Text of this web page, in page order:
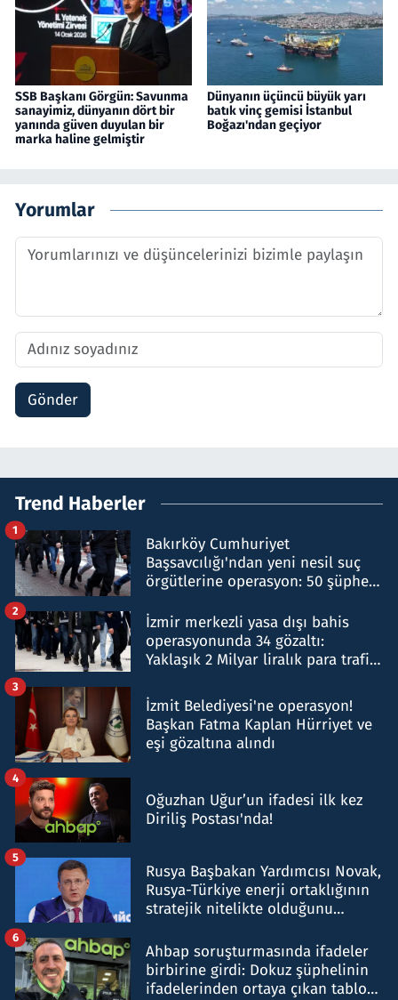
SSB Başkanı Görgün: Savunma
sanayimiz, dünyanın dört bir
yanında güven duyulan bir
marka haline gelmiştir
Dünyanın üçüncü büyük yarı
batık vinç gemisi İstanbul
Boğazı'ndan geçiyor
Yorumlar
Gönder
Trend Haberler
Bakırköy Cumhuriyet
Başsavcılığı'ndan yeni nesil suç
örgütlerine operasyon: 50 şüpheli
1
İzmir merkezli yasa dışı bahis
operasyonunda 34 gözaltı:
Yaklaşık 2 Milyar liralık para trafiği
2
İzmit Belediyesi'ne operasyon!
Başkan Fatma Kaplan Hürriyet ve
eşi gözaltına alındı
3
Oğuzhan Uğur’un ifadesi ilk kez
Diriliş Postası'nda!
4
Rusya Başbakan Yardımcısı Novak,
Rusya-Türkiye enerji ortaklığının
stratejik nitelikte olduğunu
5
Ahbap soruşturmasında ifadeler
birbirine girdi: Dokuz şüphelinin
ifadelerinden ortaya çıkan tablo
6